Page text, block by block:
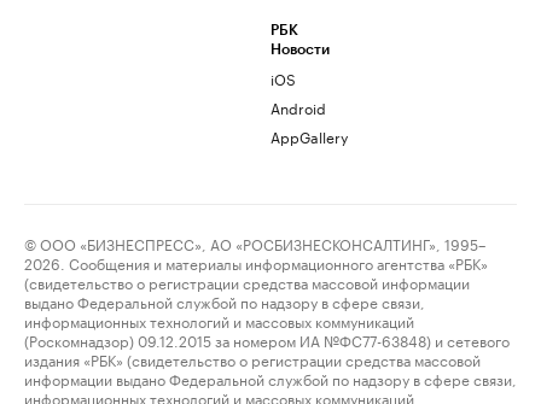
РБК
Новости
iOS
Android
AppGallery
© ООО «БИЗНЕСПРЕСС», АО «РОСБИЗНЕСКОНСАЛТИНГ», 1995–
2026. Сообщения и материалы информационного агентства «РБК»
(свидетельство о регистрации средства массовой информации
выдано Федеральной службой по надзору в сфере связи,
информационных технологий и массовых коммуникаций
(Роскомнадзор) 09.12.2015 за номером ИА №ФС77-63848) и сетевого
издания «РБК» (свидетельство о регистрации средства массовой
информации выдано Федеральной службой по надзору в сфере связи,
информационных технологий и массовых коммуникаций